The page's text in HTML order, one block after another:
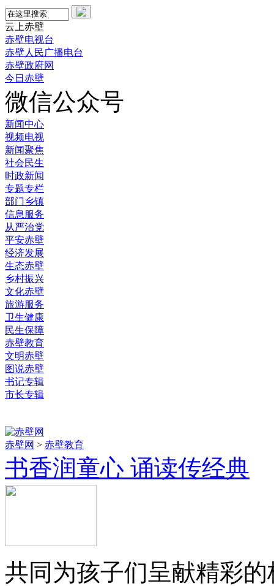
云上赤壁
赤壁电视台
赤壁人民广播电台
赤壁政府网
今日赤壁
微信公众号
新闻中心
视频电视
新闻聚焦
社会民生
时政新闻
专题专栏
部门乡镇
信息服务
从严治党
平安赤壁
经济发展
生态赤壁
乡村振兴
文化赤壁
旅游服务
卫生健康
民生保障
赤壁教育
文明赤壁
图说赤壁
书记专辑
市长专辑
赤壁网 > 赤壁教育
书香润童心 诵读传经典
共同为孩子们呈献精彩